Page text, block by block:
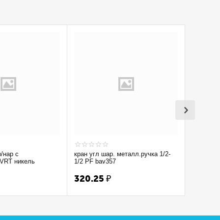
нар с
никель
кран угл шар. металл.ручка 1/2-
1/2 PF bav357
320.25 ₽